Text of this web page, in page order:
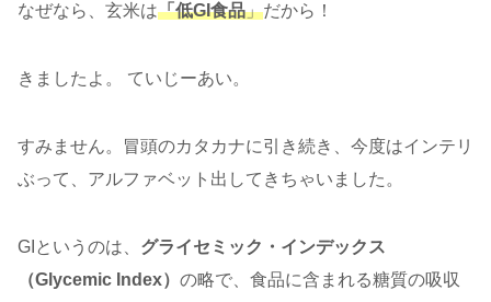
なぜなら、玄米は「低GI食品」だから！
きましたよ。 ていじーあい。
すみません。冒頭のカタカナに引き続き、今度はインテリ
ぶって、アルファベット出してきちゃいました。
GIというのは、 グライセミック・インデックス
（Glycemic Index） の略で、食品に含まれる糖質の吸収